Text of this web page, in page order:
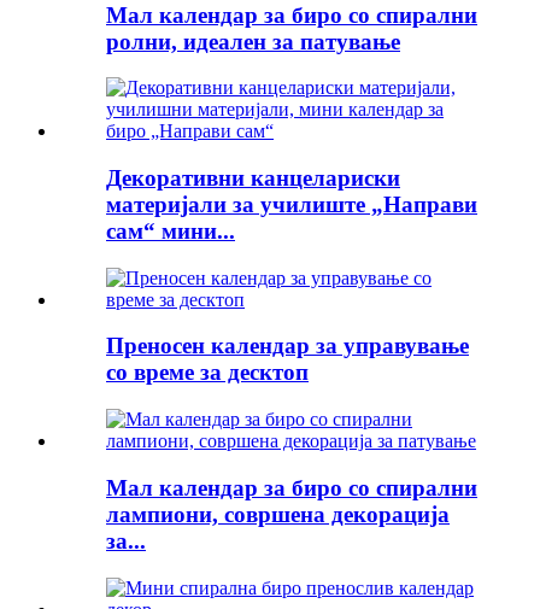
Мал календар за биро со спирални
ролни, идеален за патување
Декоративни канцелариски
материјали за училиште „Направи
сам“ мини...
Преносен календар за управување
со време за десктоп
Мал календар за биро со спирални
лампиони, совршена декорација
за...